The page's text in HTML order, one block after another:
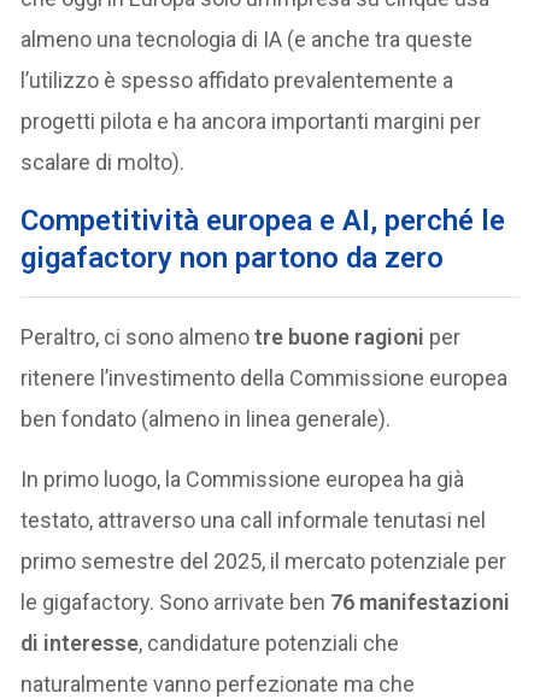
almeno una tecnologia di IA (e anche tra queste
l’utilizzo è spesso affidato prevalentemente a
progetti pilota e ha ancora importanti margini per
scalare di molto).
Competitività europea e AI, perché le
gigafactory non partono da zero
Peraltro, ci sono almenotre buone ragioni per
ritenere l’investimento della Commissione europea
ben fondato (almeno in linea generale).
In primo luogo, la Commissione europea ha già
testato, attraverso una call informale tenutasi nel
primo semestre del 2025, il mercato potenziale per
le gigafactory. Sono arrivate ben 76 manifestazioni
di interesse, candidature potenziali che
naturalmente vanno perfezionate ma che